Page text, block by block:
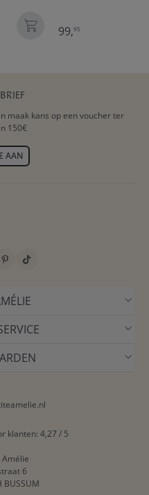
99,95
maak kans op een voucher ter
150€
AAN
klanten: 4,27 / 5
Amélie
6
BUSSUM